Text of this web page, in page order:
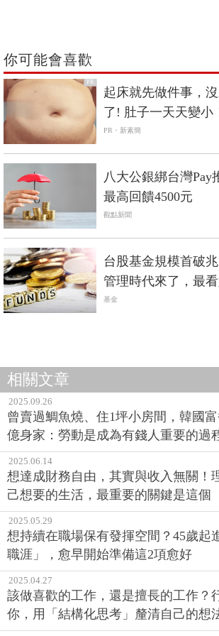
你可能會喜歡
PR
起床就先做件事，
了! 肚子一天天變小
PR・新素簡
八大公銀綁台灣Pay
最高回饋4500元
觀點新聞
台股基金規模首破
管理時代來了，最
軸」
基金
相關文章
2025.09.26
曾賣過鯛魚燒、住1坪小房間，韓國
億身家：勞動是成為有錢人重要的過
2025.06.14
想達成財務自由，其實與收入無關！
己想要的生活，最重要的關鍵是這個
2025.05.29
想持續在職場保有發揮空間？45歲起
職涯」，愈早開始準備這2項愈好
2025.04.27
該做喜歡的工作，還是擅長的工作？
你，用「結構化思考」釐清自己的想